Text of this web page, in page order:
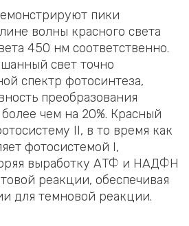
пики
волны красного света
450 нм соответственно.
свет точно
спектр фотосинтеза,
преобразования
чем на 20%. Красный
II, в то время как
фотосистемой I,
выработку АТФ и НАДФН
реакции, обеспечивая
для темновой реакции.